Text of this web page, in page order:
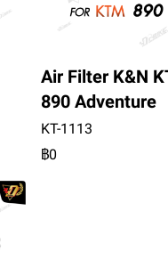
Air Filter K&N
890 Adventure
KT-1113
฿0